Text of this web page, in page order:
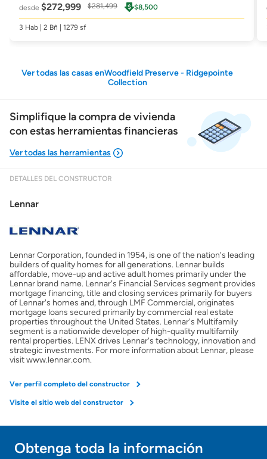
desde $272,999 $281,499 $8,500
3 Hab | 2 Bñ | 1279 sf
Ver todas las casas enWoodfield Preserve - Ridgepointe
Collection
Simplifique la compra de vivienda
con estas herramientas financieras
Costos casa nueva vs. usada
Obtener mi puntaje de crédito
Calcular mi hipoteca
Obtener Aprobación Previa
Preparar mi casa para la venta
Obtener ofertas por mi casa
DETALLES DEL CONSTRUCTOR
Lennar
Lennar Corporation, founded in 1954, is one of the nation's leading
builders of quality homes for all generations. Lennar builds
affordable, move-up and active adult homes primarily under the
Lennar brand name. Lennar's Financial Services segment provides
mortgage financing, title and closing services primarily for buyers
of Lennar's homes and, through LMF Commercial, originates
mortgage loans secured primarily by commercial real estate
properties throughout the United States. Lennar's Multifamily
segment is a nationwide developer of high-quality multifamily
rental properties. LENX drives Lennar's technology, innovation and
strategic investments. For more information about Lennar, please
visit www.lennar.com.
Ver perfil completo del constructor
Visite el sitio web del constructor
Obtenga toda la información